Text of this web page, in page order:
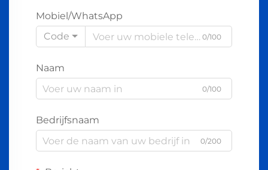
Mobiel/WhatsApp
Code
0/100
Naam
0/100
Bedrijfsnaam
0/200